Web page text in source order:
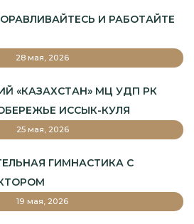
И РАБОТАЙТЕ
28 мая, 2026
«КАЗАХСТАН» МЦ УДП РК
ИССЫК-КУЛЯ
25 мая, 2026
ГИМНАСТИКА С
19 мая, 2026